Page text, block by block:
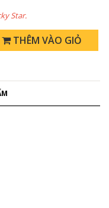
Star.
THÊM VÀO GIỎ